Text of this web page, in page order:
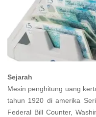
Sejarah
Mesin penghitung uang
tahun 1920 di amerika
Federal Bill Counter,